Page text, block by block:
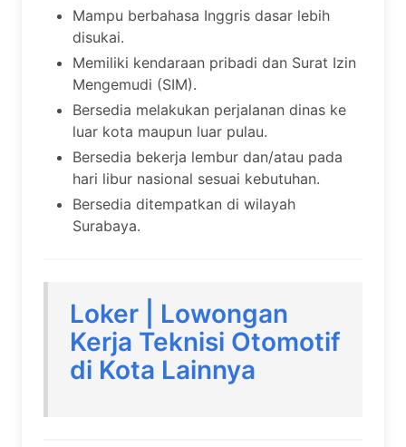
Mampu berbahasa Inggris dasar lebih
disukai.
Memiliki kendaraan pribadi dan Surat Izin
Mengemudi (SIM).
Bersedia melakukan perjalanan dinas ke
luar kota maupun luar pulau.
Bersedia bekerja lembur dan/atau pada
hari libur nasional sesuai kebutuhan.
Bersedia ditempatkan di wilayah
Surabaya.
Loker | Lowongan
Kerja Teknisi Otomotif
di Kota Lainnya